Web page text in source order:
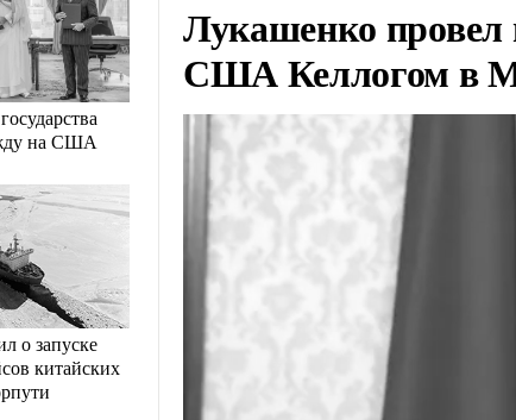
на США
о запуске
китайских
Лукашенко провел
США Келлогом в